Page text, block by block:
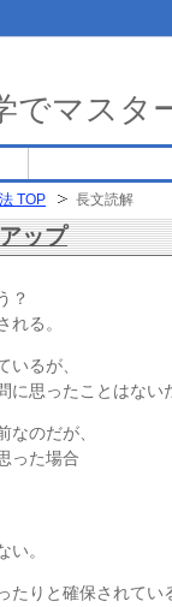
TOP 長文読解
ップ
？
れる。
いるが、
に思ったことはない
なのだが、
った場合
い。
りと確保されてい
でマスタ